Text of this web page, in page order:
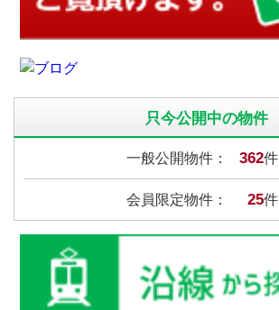
只今公開中の物件
一般公開物件： 362件
会員限定物件： 25件